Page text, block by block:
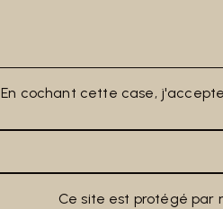
En cochant cette case,
Ce site est protégé par